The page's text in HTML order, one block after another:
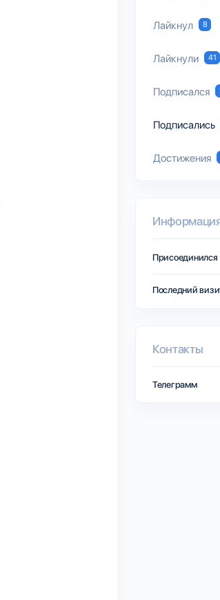
Лайкнул 8
Лайкнули 41
Подписался
Подписались
Достижения
Присоединился
Последний
Контакты
Телеграмм